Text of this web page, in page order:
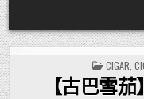
POSTED
IN
CIGAR
【古巴雪